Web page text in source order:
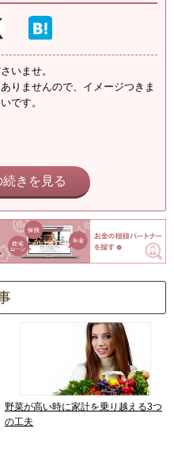
いませ。
りませんので、イメージつきま
です。
きを見る
野菜が高い時に家計を乗り越える3つ
の工夫